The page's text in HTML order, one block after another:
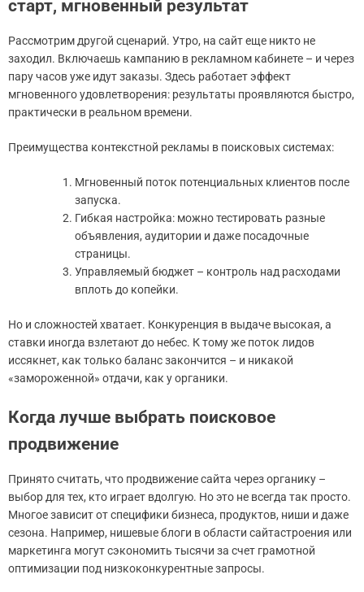
старт, мгновенный результат
Рассмотрим другой сценарий. Утро, на сайт еще никто не
заходил. Включаешь кампанию в рекламном кабинете – и через
пару часов уже идут заказы. Здесь работает эффект
мгновенного удовлетворения: результаты проявляются быстро,
практически в реальном времени.
Преимущества контекстной рекламы в поисковых системах:
Мгновенный поток потенциальных клиентов после
запуска.
Гибкая настройка: можно тестировать разные
объявления, аудитории и даже посадочные
страницы.
Управляемый бюджет – контроль над расходами
вплоть до копейки.
Но и сложностей хватает. Конкуренция в выдаче высокая, а
ставки иногда взлетают до небес. К тому же поток лидов
иссякнет, как только баланс закончится – и никакой
«замороженной» отдачи, как у органики.
Когда лучше выбрать поисковое
продвижение
Принято считать, что продвижение сайта через органику –
выбор для тех, кто играет вдолгую. Но это не всегда так просто.
Многое зависит от специфики бизнеса, продуктов, ниши и даже
сезона. Например, нишевые блоги в области сайтастроения или
маркетинга могут сэкономить тысячи за счет грамотной
оптимизации под низкоконкурентные запросы.